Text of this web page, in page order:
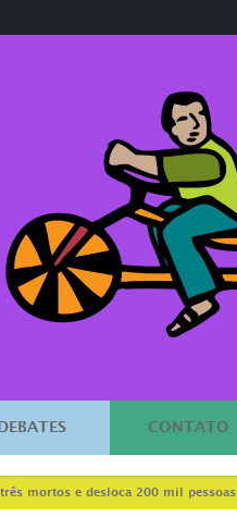
DEBATES CONTATO
mortos e desloca 200 mil pessoas